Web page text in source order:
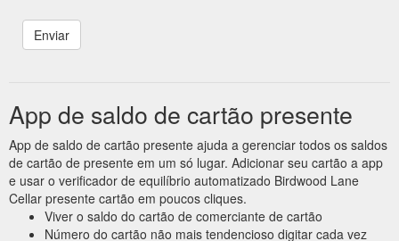
App de saldo de cartão presente
App de saldo de cartão presente ajuda a gerenciar todos os saldos
de cartão de presente em um só lugar. Adicionar seu cartão a app
e usar o verificador de equilíbrio automatizado Birdwood Lane
Cellar presente cartão em poucos cliques.
Viver o saldo do cartão de comerciante de cartão
Número do cartão não mais tendencioso digitar cada vez